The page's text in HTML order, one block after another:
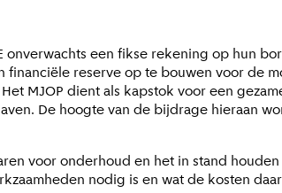
een fikse rekening op hun
reserve op te bouwen voor de
MJOP dient als kapstok voor een
De hoogte van de bijdrage hieraan
voor onderhoud en het in stand
nodig is en wat de kosten